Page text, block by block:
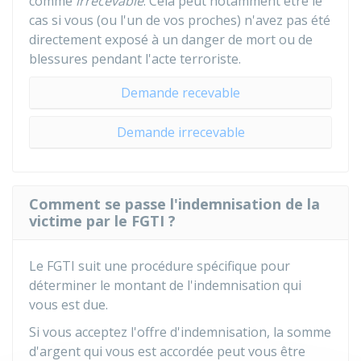
cas si vous (ou l'un de vos proches) n'avez pas été
directement exposé à un danger de mort ou de
blessures pendant l'acte terroriste.
Demande recevable
Demande irrecevable
Comment se passe l'indemnisation de la
victime par le FGTI ?
Le FGTI suit une procédure spécifique pour
déterminer le montant de l'indemnisation qui
vous est due.
Si vous acceptez l'offre d'indemnisation, la somme
d'argent qui vous est accordée peut vous être